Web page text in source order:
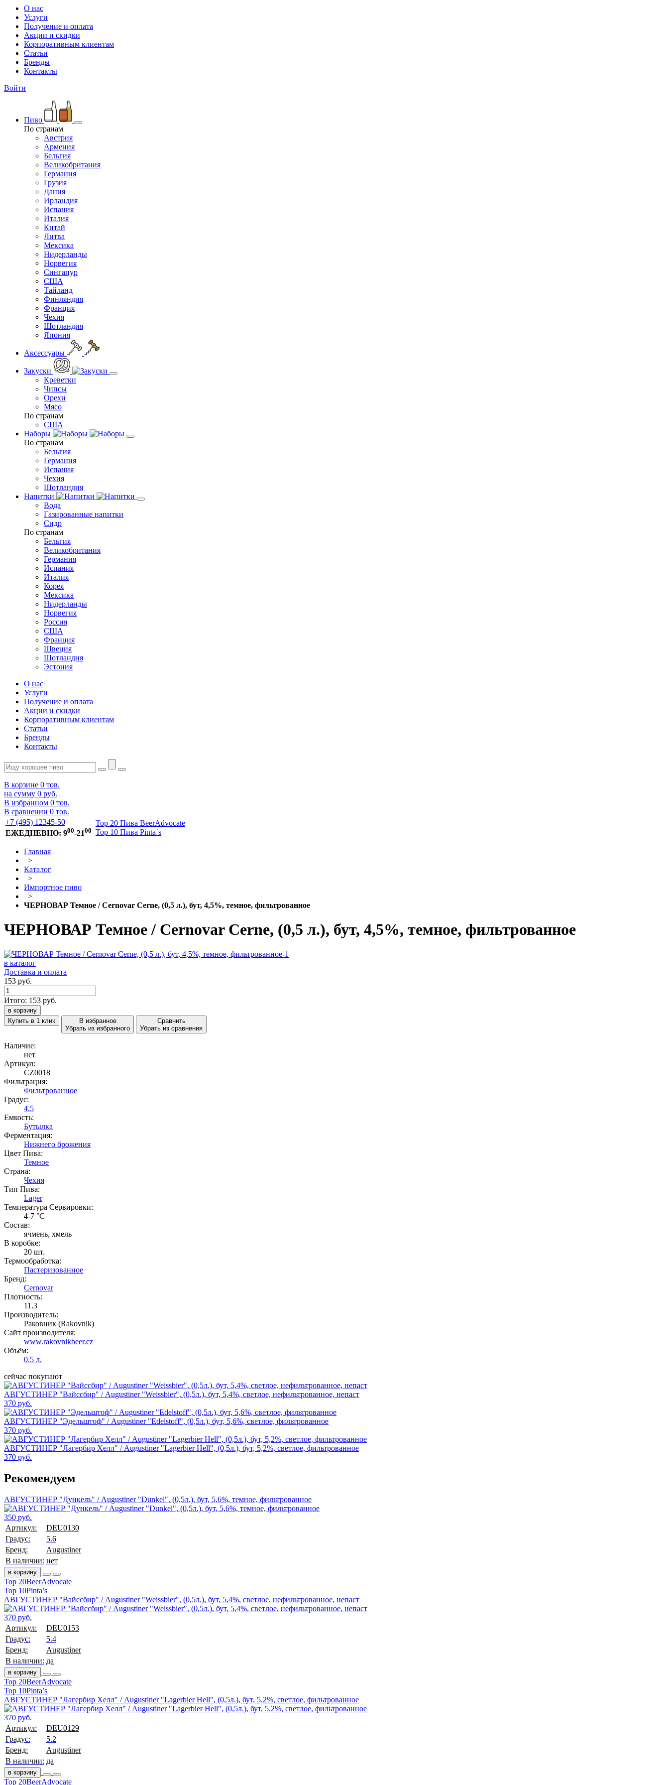
О нас
Услуги
Получение и оплата
Акции и скидки
Корпоративным клиентам
Статьи
Бренды
Контакты
Войти
Пиво
По странам
Австрия
Армения
Бельгия
Великобритания
Германия
Грузия
Дания
Ирландия
Испания
Италия
Китай
Литва
Мексика
Нидерланды
Норвегия
Сингапур
США
Тайланд
Финляндия
Франция
Чехия
Шотландия
Япония
Аксессуары
Закуски
Креветки
Чипсы
Орехи
Мясо
По странам
США
Наборы
По странам
Бельгия
Германия
Испания
Чехия
Шотландия
Напитки
Вода
Газированные напитки
Сидр
По странам
Бельгия
Великобритания
Германия
Испания
Италия
Корея
Мексика
Нидерланды
Норвегия
Россия
США
Франция
Швеция
Шотландия
Эстония
О нас
Услуги
Получение и оплата
Акции и скидки
Корпоративным клиентам
Статьи
Бренды
Контакты
В корзине 0 тов.
на сумму 0 руб.
В избранном 0 тов.
В сравнении 0 тов.
+7 (495) 12345-50
ЕЖЕДНЕВНО: 900-2100
Top 20 Пива BeerAdvocate
Top 10 Пива Pinta`s
Главная
>
Каталог
>
Импортное пиво
>
ЧЕРНОВАР Темное / Cernovar Cerne, (0,5 л.), бут, 4,5%, темное, фильтрованное
ЧЕРНОВАР Темное / Cernovar Cerne, (0,5 л.), бут, 4,5%, темное, фильтрованное
в каталог
Доставка и оплата
153 руб.
Итого: 153 руб.
в корзину
Купить в 1 клик
В избранное
Убрать из избранного
Сравнить
Убрать из сравнения
Наличие:
нет
Артикул:
CZ0018
Фильтрация:
Фильтрованное
Градус:
4.5
Емкость:
Бутылка
Ферментация:
Нижнего брожения
Цвет Пива:
Темное
Страна:
Чехия
Тип Пива:
Lager
Температура Cервировки:
4-7 °С
Состав:
ячмень, хмель
В коробке:
20 шт.
Термообработка:
Пастеризованное
Бренд:
Cernovar
Плотность:
11.3
Производитель:
Раковник (Rakovnik)
Сайт производителя:
www.rakovnikbeer.cz
Объём:
0.5 л.
сейчас покупают
АВГУСТИНЕР "Вайссбир" / Augustiner "Weissbier", (0,5л.), бут, 5,4%, светлое, нефильтрованное, непаст
370 руб.
АВГУСТИНЕР "Эдельштоф" / Augustiner "Edelstoff", (0,5л.), бут, 5,6%, светлое, фильтрованное
370 руб.
АВГУСТИНЕР "Лагербир Хелл" / Augustiner "Lagerbier Hell", (0,5л.), бут, 5,2%, светлое, фильтрованное
370 руб.
Рекомендуем
АВГУСТИНЕР "Дункель" / Augustiner "Dunkel", (0,5л.), бут, 5,6%, темное, фильтрованное
350 руб.
Артикул:
DEU0130
Градус:
5.6
Бренд:
Augustiner
В наличии: нет
в корзину
Top 20BeerAdvocate
Top 10Pinta’s
АВГУСТИНЕР "Вайссбир" / Augustiner "Weissbier", (0,5л.), бут, 5,4%, светлое, нефильтрованное, непаст
370 руб.
Артикул:
DEU0153
Градус:
5.4
Бренд:
Augustiner
В наличии: да
в корзину
Top 20BeerAdvocate
Top 10Pinta’s
АВГУСТИНЕР "Лагербир Хелл" / Augustiner "Lagerbier Hell", (0,5л.), бут, 5,2%, светлое, фильтрованное
370 руб.
Артикул:
DEU0129
Градус:
5.2
Бренд:
Augustiner
В наличии: да
в корзину
Top 20BeerAdvocate